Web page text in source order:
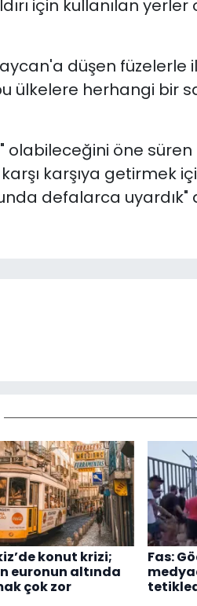
için kullanılan yerler
düşen füzelerle
ülkelere herhangi bir
olabileceğini öne
karşıya getirmek
defalarca uyardık"
konut krizi;
euronun altında
çok zor
Fas: